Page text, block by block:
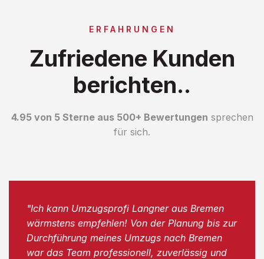
ERFAHRUNGEN
Zufriedene Kunden
berichten..
4.95 von 5 Sterne aus 500+ Bewertungen sprechen
für sich.
"Ich kann Umzugsprofi Langner aus Bremen
wärmstens empfehlen! Von der Planung bis zur
Durchführung meines Umzugs nach Bremen
war das Team professionell, zuverlässig und